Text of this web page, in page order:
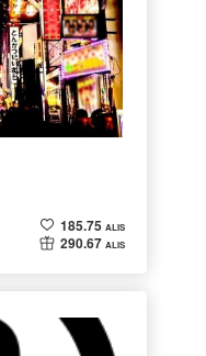
185.75 ALIS
290.67 ALIS